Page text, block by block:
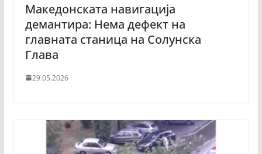
Македонската навигација
демантира: Нема дефект на
главната станица на Солунска
Глава
29.05.2026